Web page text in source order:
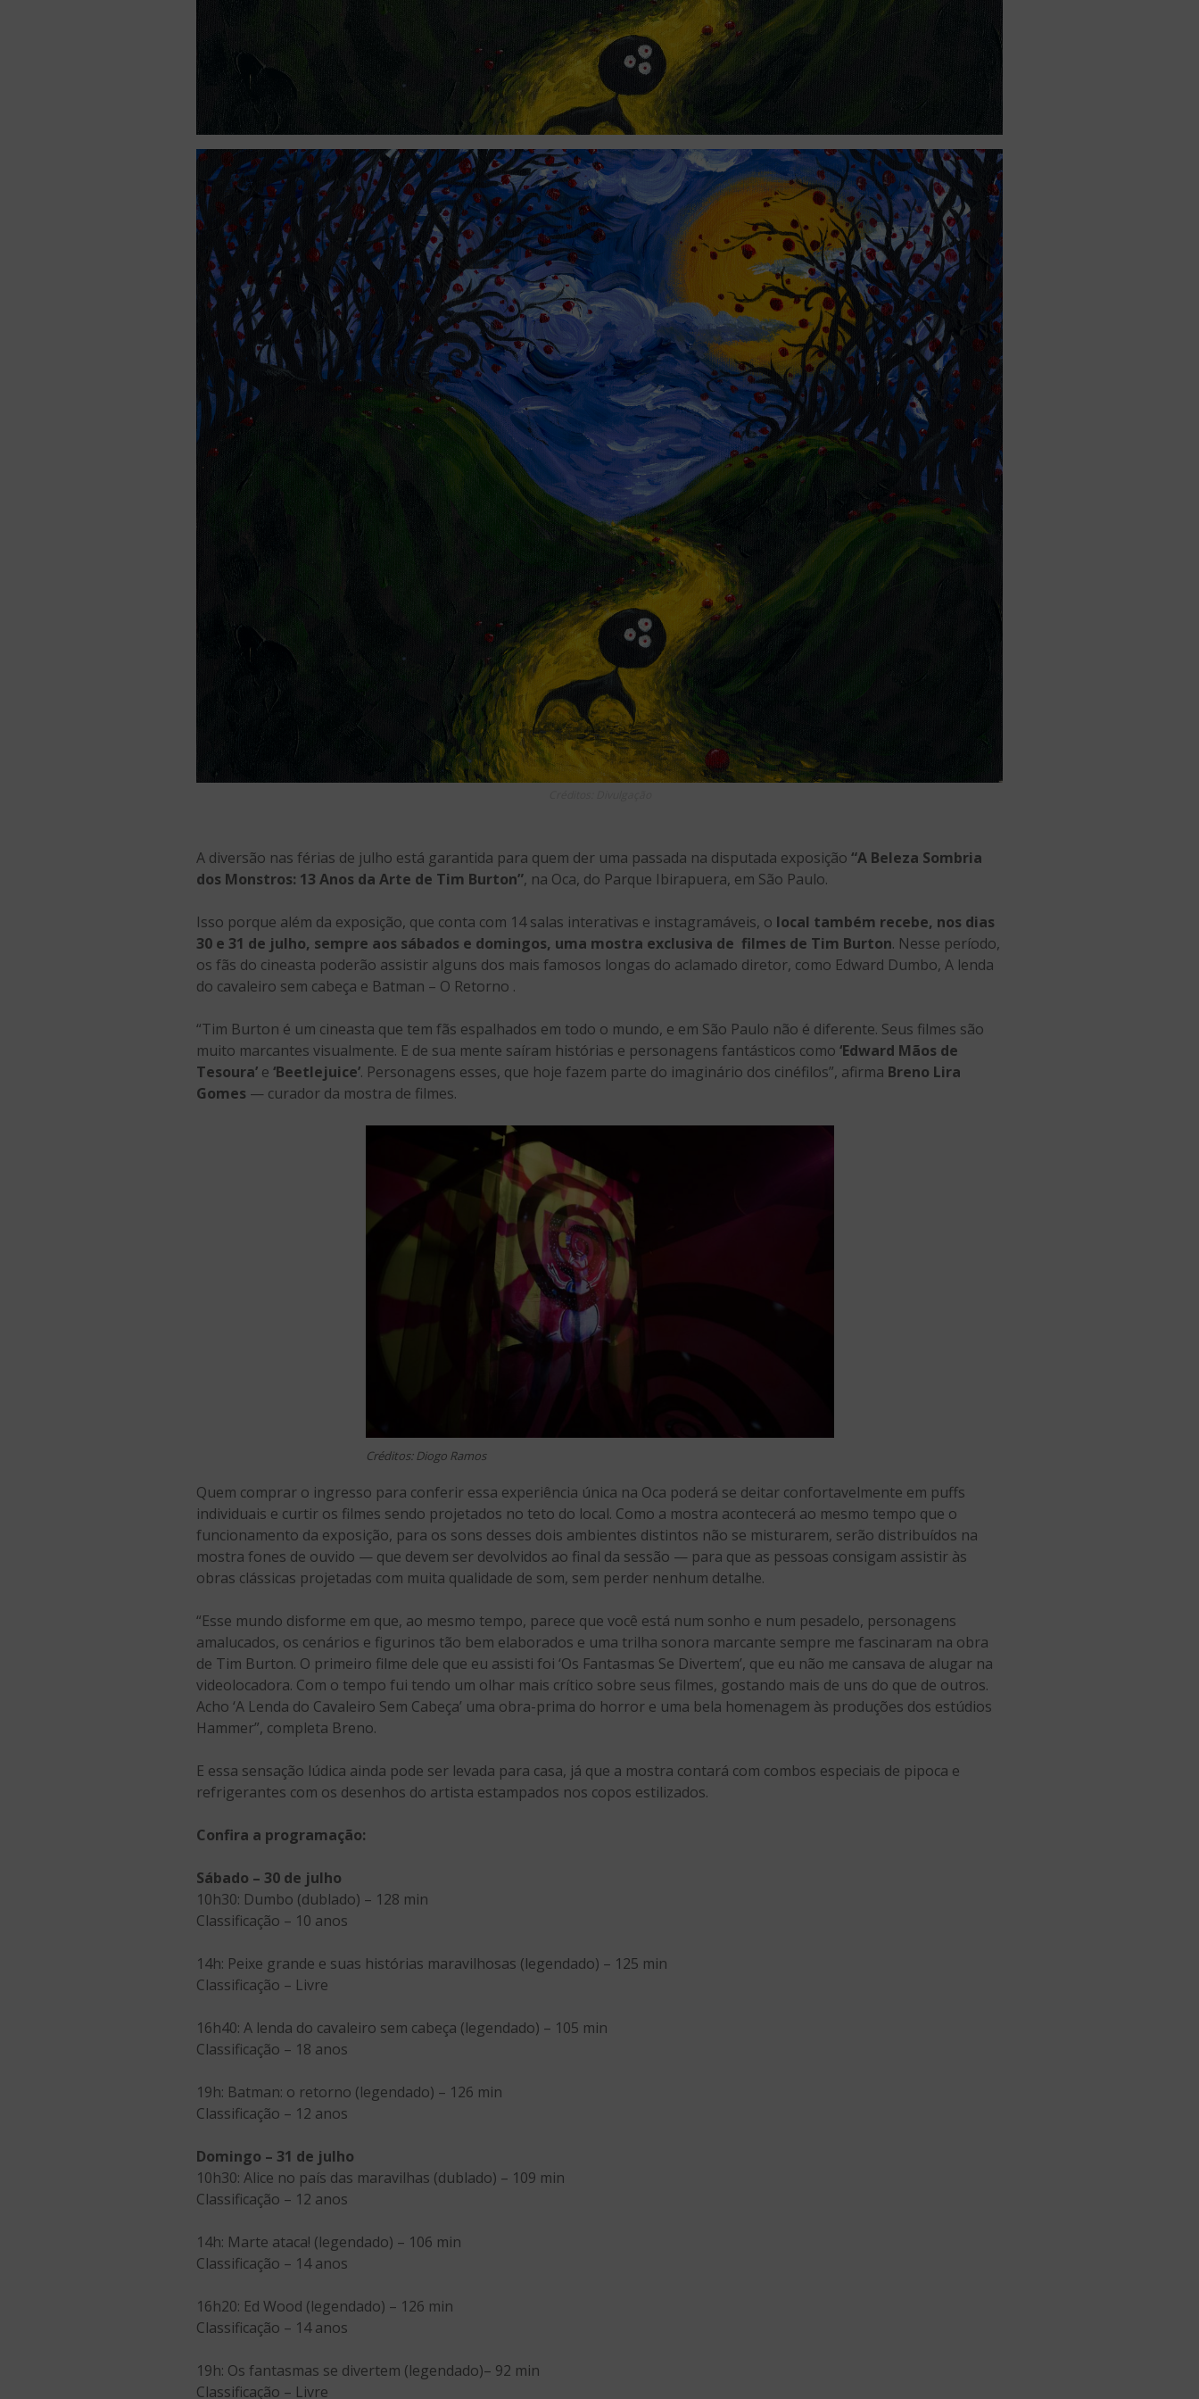
A diversão nas férias de julho está garantida para quem der uma passada na disputada exposição “A Beleza Sombria
dos Monstros: 13 Anos da Arte de Tim Burton”, na Oca, do Parque Ibirapuera, em São Paulo.
Isso porque além da exposição, que conta com 14 salas interativas e instagramáveis, o local também recebe, nos dias
30 e 31 de julho, sempre aos sábados e domingos, uma mostra exclusiva de filmes de Tim Burton. Nesse período,
os fãs do cineasta poderão assistir alguns dos mais famosos longas do aclamado diretor, como Edward Dumbo, A lenda
do cavaleiro sem cabeça e Batman – O Retorno .
“Tim Burton é um cineasta que tem fãs espalhados em todo o mundo, e em São Paulo não é diferente. Seus filmes são
muito marcantes visualmente. E de sua mente saíram histórias e personagens fantásticos como ‘Edward Mãos de
Tesoura’ e ‘Beetlejuice’. Personagens esses, que hoje fazem parte do imaginário dos cinéfilos”, afirma Breno Lira
Gomes — curador da mostra de filmes.
Créditos: Diogo Ramos
Quem comprar o ingresso para conferir essa experiência única na Oca poderá se deitar confortavelmente em puffs
individuais e curtir os filmes sendo projetados no teto do local. Como a mostra acontecerá ao mesmo tempo que o
funcionamento da exposição, para os sons desses dois ambientes distintos não se misturarem, serão distribuídos na
mostra fones de ouvido — que devem ser devolvidos ao final da sessão — para que as pessoas consigam assistir às
obras clássicas projetadas com muita qualidade de som, sem perder nenhum detalhe.
“Esse mundo disforme em que, ao mesmo tempo, parece que você está num sonho e num pesadelo, personagens
amalucados, os cenários e figurinos tão bem elaborados e uma trilha sonora marcante sempre me fascinaram na obra
de Tim Burton. O primeiro filme dele que eu assisti foi ‘Os Fantasmas Se Divertem’, que eu não me cansava de alugar na
videolocadora. Com o tempo fui tendo um olhar mais crítico sobre seus filmes, gostando mais de uns do que de outros.
Acho ‘A Lenda do Cavaleiro Sem Cabeça’ uma obra-prima do horror e uma bela homenagem às produções dos estúdios
Hammer”, completa Breno.
E essa sensação lúdica ainda pode ser levada para casa, já que a mostra contará com combos especiais de pipoca e
refrigerantes com os desenhos do artista estampados nos copos estilizados.
Confira a programação:
Sábado – 30 de julho
10h30: Dumbo (dublado) – 128 min
Classificação – 10 anos
14h: Peixe grande e suas histórias maravilhosas (legendado) – 125 min
Classificação – Livre
16h40: A lenda do cavaleiro sem cabeça (legendado) – 105 min
Classificação – 18 anos
19h: Batman: o retorno (legendado) – 126 min
Classificação – 12 anos
Domingo – 31 de julho
10h30: Alice no país das maravilhas (dublado) – 109 min
Classificação – 12 anos
14h: Marte ataca! (legendado) – 106 min
Classificação – 14 anos
16h20: Ed Wood (legendado) – 126 min
Classificação – 14 anos
19h: Os fantasmas se divertem (legendado)– 92 min
Classificação – Livre